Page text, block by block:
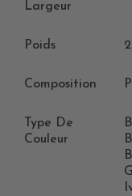
Largeur
Poids
Composition
Type De
Couleur